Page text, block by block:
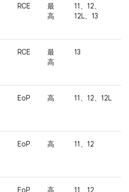
RCE
最
高
11、12、
12L、13
RCE
最
高
13
EoP 高 11、12、12L
EoP 高 11、12
EoP 高
11、12、